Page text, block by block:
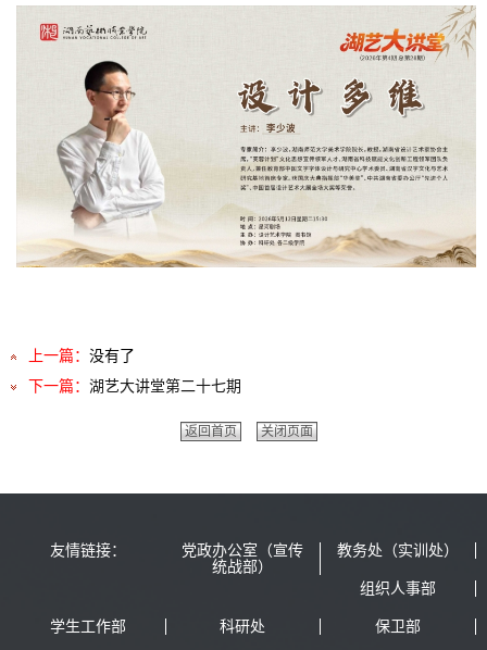
上一篇： 没有了
下一篇： 湖艺大讲堂第二十七期
返回首页 关闭页面
友情链接：
党政办公室（宣传
统战部）
教务处（实训处）
组织人事部
学生工作部 科研处 保卫部